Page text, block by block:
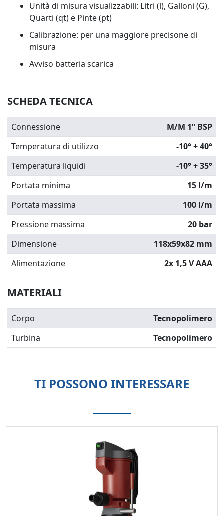
Unità di misura visualizzabili: Litri (l), Galloni (G),
Quarti (qt) e Pinte (pt)
Calibrazione: per una maggiore precisone di
misura
Avviso batteria scarica
SCHEDA TECNICA
Connessione
M/M 1” BSP
Temperatura di utilizzo
-10° + 40°
Temperatura liquidi
-10° + 35°
Portata minima
15 l/m
Portata massima
100 l/m
Pressione massima
20 bar
Dimensione
118x59x82 mm
Alimentazione
2x 1,5 V AAA
MATERIALI
Corpo
Tecnopolimero
Turbina
Tecnopolimero
TI POSSONO INTERESSARE